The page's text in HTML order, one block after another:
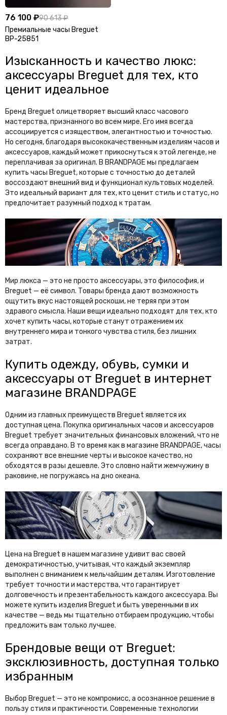
O
Oscar de la Renta
P
Palm Angels
Panerai Lumior
Philipp Plein
Piaget
Polo Ralph Lauren
Ports 1961
Prada
Premiata
Q
Qeelin Petite Wulu
Redline Aurora
Reebok
Rene Caovilla
Renzo Rinaldi
Represent
Rhude
Richard Mille
Roberto Cavalli
Rolex
S
Saint Michael
Salvatore Ferragamo
Self-Portrait
Simone Rocha
Stefano Ricci
Stella McCartney
Supreme
T
The North Face
The Row
Theory
Thom Browne
Tiffany&Co
Tods
Tom Ford
Tommy Hilfiger
Toteme
U
UGG
V
Valentino Garavani VLTN
Van Cleef & Arpels
Vehla
Vetements
Victoria Beckham
Vivienne Westwood
Wedgwood Wooyoungmi
76 100 ₽90 613 ₽
Премиальные часы Breguet
BP-25851
Изысканность и качество люкс:
аксессуары Breguet для тех, кто
ценит идеальное
Бренд Breguet олицетворяет высший класс часового
мастерства, признанного во всем мире. Его имя всегда
ассоциируется с изяществом, элегантностью и точностью.
Но сегодня, благодаря высококачественным изделиям часов и
аксессуаров, каждый может прикоснуться к этой легенде, не
переплачивая за оригинал. В BRANDPAGE мы предлагаем
купить часы Breguet, которые с точностью до деталей
воссоздают внешний вид и функционал культовых моделей.
Это идеальный вариант для тех, кто ценит стиль и статус, но
предпочитает разумный подход к тратам.
Мир люкса — это не просто аксессуары, это философия, и
Breguet — её символ. Товары бренда дают возможность
ощутить вкус настоящей роскоши, не теряя при этом
здравого смысла. Наши вещи идеально подходят для тех, кто
хочет купить часы, которые станут отражением их
внутреннего мира и тонкого чувства стиля, без лишних
затрат.
Купить одежду, обувь, сумки и
аксессуары от Breguet в интернет
магазине BRANDPAGE
Одним из главных преимуществ Breguet является их
доступная цена. Покупка оригинальных часов и аксессуаров
Breguet требует значительных финансовых вложений, что не
всегда оправдано. В то время как в магазине BRANDPAGE, часы
сохраняют все внешние черты и высокое качество, но
обходятся в разы дешевле. Это словно найти жемчужину в
раковине, не погружаясь на дно океана.
Цена на Breguet в нашем магазине удивит вас своей
демократичностью, учитывая, что каждый экземпляр
выполнен с вниманием к мельчайшим деталям. Изготовление
требует точности и мастерства, что гарантирует
долговечность и презентабельность каждого аксессуара. Вы
можете купить изделия Breguet и быть уверенными в их
качестве — ведь мы тщательно отбираем продукцию, чтобы
предложить вам только лучшее.
Брендовые вещи от Breguet:
эксклюзивность, доступная только
избранным
Выбор Breguet — это не компромисс, а осознанное решение в
пользу стиля и практичности. Современные технологии